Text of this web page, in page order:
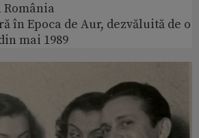
România
în Epoca de Aur, dezvăluită de o
mai 1989